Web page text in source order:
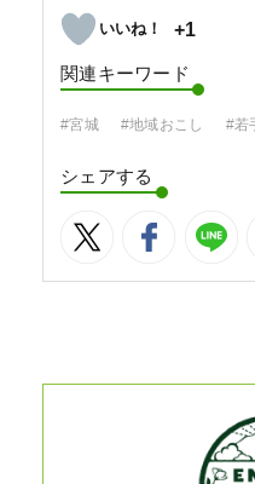
+1
関連キーワード
#宮城 #地域おこし #若
シェアする